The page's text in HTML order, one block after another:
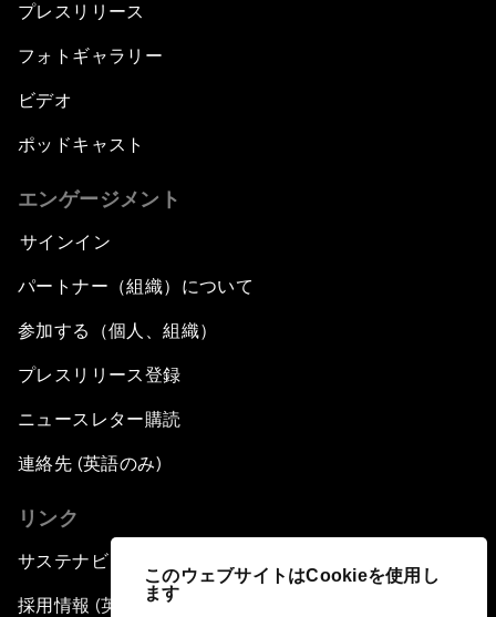
このウェブサイトはCookieを使用し
ます
プレスリリース
フォトギャラリー
ビデオ
ポッドキャスト
エンゲージメント
サインイン
パートナー（組織）について
参加する（個人、組織）
プレスリリース登録
ニュースレター購読
連絡先 (英語のみ)
リンク
サステナビリティへの取り組み
採用情報 (英語のみ)